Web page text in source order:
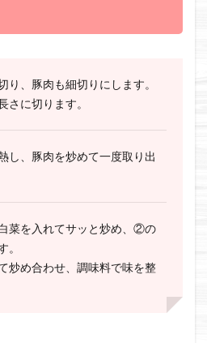
り、豚肉も細切りにします。
さに切ります。
し、豚肉を炒めて一度取り出
菜を入れてサッと炒め、②の
。
炒め合わせ、調味料で味を整